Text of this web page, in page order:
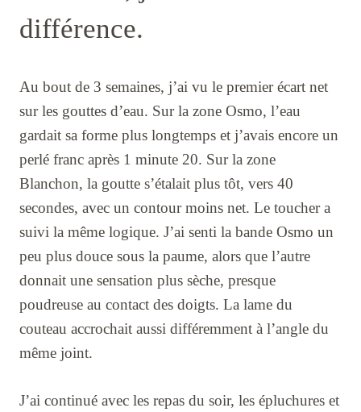
différence.
Au bout de 3 semaines, j’ai vu le premier écart net
sur les gouttes d’eau. Sur la zone Osmo, l’eau
gardait sa forme plus longtemps et j’avais encore un
perlé franc après 1 minute 20. Sur la zone
Blanchon, la goutte s’étalait plus tôt, vers 40
secondes, avec un contour moins net. Le toucher a
suivi la même logique. J’ai senti la bande Osmo un
peu plus douce sous la paume, alors que l’autre
donnait une sensation plus sèche, presque
poudreuse au contact des doigts. La lame du
couteau accrochait aussi différemment à l’angle du
même joint.
J’ai continué avec les repas du soir, les épluchures et